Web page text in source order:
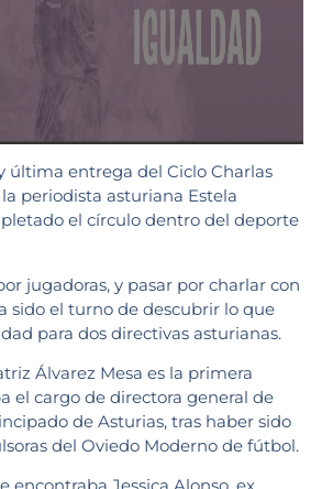
última entrega del Ciclo Charlas
periodista asturiana Estela
el círculo dentro del deporte
jugadoras, y pasar por charlar con
sido el turno de descubrir lo que
para dos directivas asturianas.
Álvarez Mesa es la primera
el cargo de directora general de
de Asturias, tras haber sido
del Oviedo Moderno de fútbol.